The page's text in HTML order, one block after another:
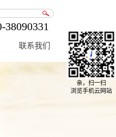
38090331
联系我们
亲，扫一扫
浏览手机云网站